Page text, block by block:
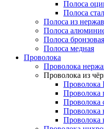
Полоса
Полоса
Полоса из
Полоса
Полоса бронзовая
Полоса медная
Проволока
Проволока
Проволока из
Проволока
Проволока
Проволока
Проволока
Проволока